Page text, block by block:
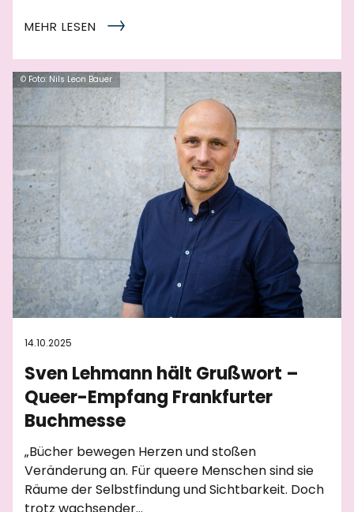
MEHR LESEN
© Foto: Nils Leon Bauer
14.10.2025
Sven Lehmann hält Grußwort –
Queer-Empfang Frankfurter
Buchmesse
„Bücher bewegen Herzen und stoßen
Veränderung an. Für queere Menschen sind sie
Räume der Selbstfindung und Sichtbarkeit. Doch